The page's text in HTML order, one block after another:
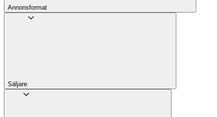
Annons­format
Säljare